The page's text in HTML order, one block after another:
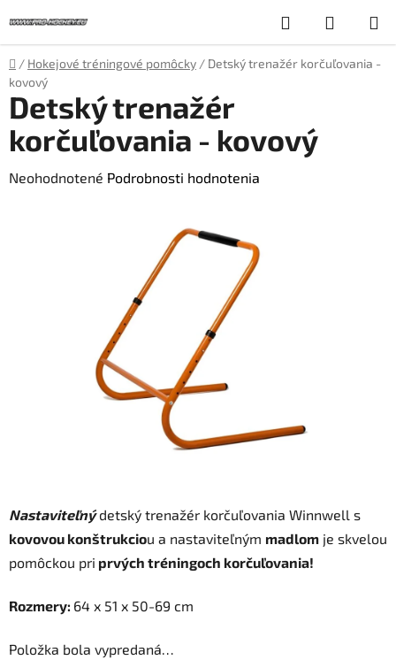
na
obsah
Hľadať
KOŠÍK
Domov
/ Hokejové tréningové pomôcky / Detský trenažér korčuľovania -
kovový
Nastaviteľnýdetský trenažér korčuľovania Winnwell s
kovovou konštrukciou a nastaviteľným madlom je skvelou
pomôckou pri prvých tréningoch korčuľovania!
Rozmery: 64 x 51 x 50-69 cm
Položka bola vypredaná…
Detský trenažér
korčuľovania - kovový
Priemerné
Neohodnotené Podrobnosti hodnotenia